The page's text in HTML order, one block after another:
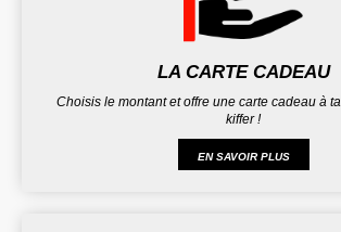
LA CARTE CADEAU
Choisis le montant et offre une carte cadeau à
kiffer !
EN SAVOIR PLUS